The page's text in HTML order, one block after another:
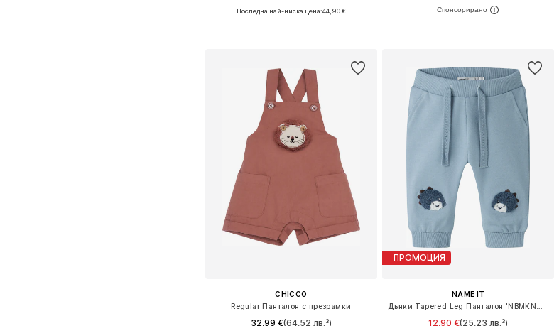
Предлага се в много размери
Последна най-ниска цена:44,90 € Налични размери: 56, 62, 68, 74, 80, 86
CHICCO
Regular Панталон с презрамки
32,99 €(64,52 лв.³)
ПРОМОЦИЯ
NAME IT
12,90 €(25,23 лв.³)